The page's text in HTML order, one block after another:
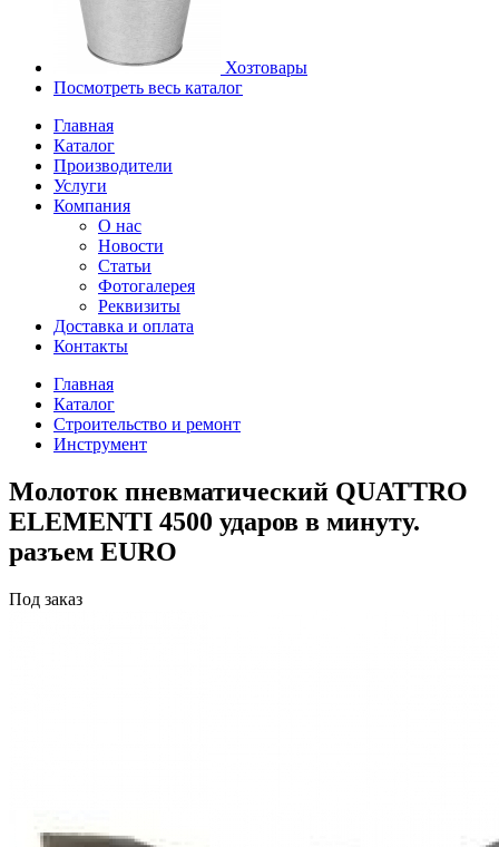
Хозтовары
Посмотреть весь каталог
Главная
Каталог
Производители
Услуги
Компания
О нас
Новости
Статьи
Фотогалерея
Реквизиты
Доставка и оплата
Контакты
Главная
Каталог
Строительство и ремонт
Инструмент
Молоток пневматический QUATTRO
ELEMENTI 4500 ударов в минуту.
разъем EURO
Под заказ